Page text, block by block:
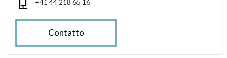
+41 44 218 65 16
Contatto